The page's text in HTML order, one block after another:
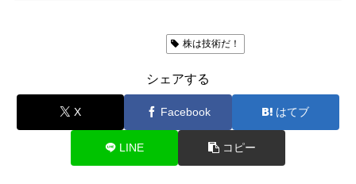
株は技術だ！
シェアする
X Facebook はてブ
LINE コピー